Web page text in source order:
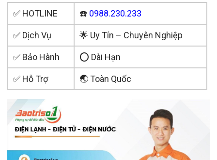
✅ HOTLINE ☎️ 0988.230.233
✅ Dịch Vụ 🌟 Uy Tín – Chuyên Nghiệp
✅ Bảo Hành ⭕ Dài Hạn
✅ Hỗ Trợ 🌏 Toàn Quốc